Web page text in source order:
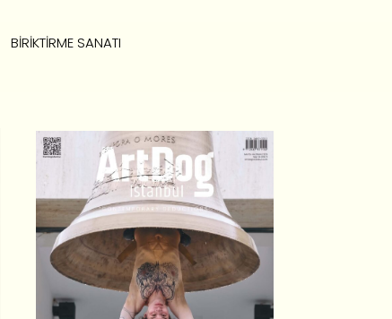
BIRIKTIRME SANATI